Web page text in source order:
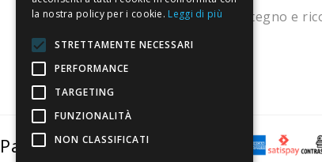
Il nostro manifesto
Il blog
Perché fidarti
Vendi con noi
Sostegno e
Pagamenti sicuri
la nostra policy per i cookie. Leggi di più
STRETTAMENTE NECESSARI
PERFORMANCE
TARGETING
FUNZIONALITÀ
NON CLASSIFICATI